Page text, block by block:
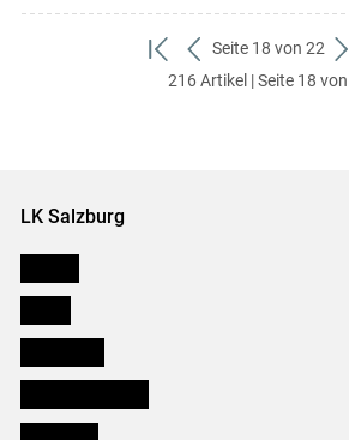
zum
ersten
zurück
zum
Seite 18 von 22
216 Artikel | Seite 18
LK Salzburg